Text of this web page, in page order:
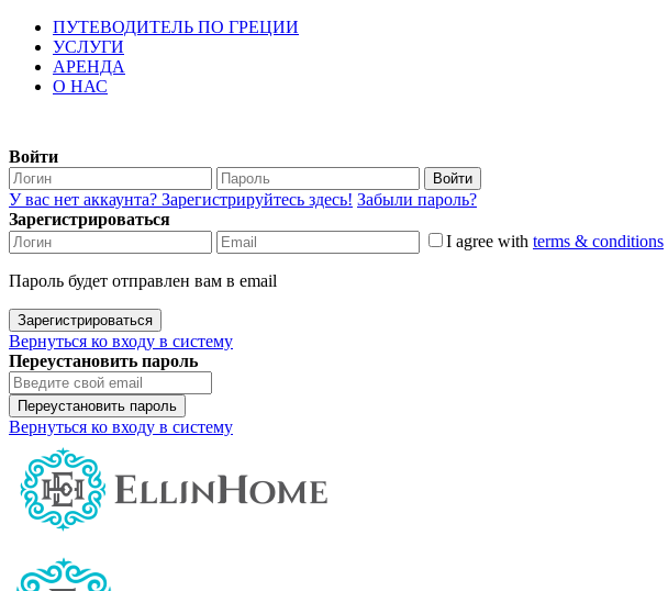
ПУТЕВОДИТЕЛЬ ПО ГРЕЦИИ
УСЛУГИ
АРЕНДА
О НАС
Войти
Войти
У вас нет аккаунта? Зарегистрируйтесь здесь! Забыли пароль?
Зарегистрироваться
I agree with terms & conditions
Пароль будет отправлен вам в email
Зарегистрироваться
Вернуться ко входу в систему
Переустановить пароль
Переустановить пароль
Вернуться ко входу в систему